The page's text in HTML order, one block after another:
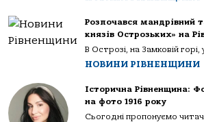
Розпочався мандрівний
князів Острозьких» на
В Острозі, на Замковій горі,
НОВИНИ РІВНЕНЩИНИ
Історична Рівненщина:
на фото 1916 року
Сьогодні пропонуємо